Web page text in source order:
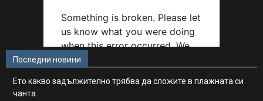
Последни новини
Ето какво задължително трябва да сложите в плажната си
чанта